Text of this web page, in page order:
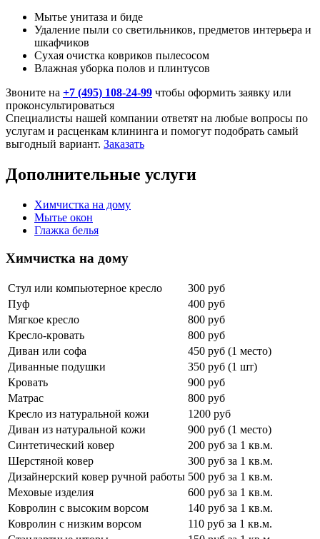
Мытье унитаза и биде
Удаление пыли со светильников, предметов интерьера и
шкафчиков
Сухая очистка ковриков пылесосом
Влажная уборка полов и плинтусов
Звоните на +7 (495) 108-24-99 чтобы оформить заявку или
проконсультироваться
Специалисты нашей компании ответят на любые вопросы по
услугам и расценкам клининга и помогут подобрать самый
выгодный вариант. Заказать
Дополнительные услуги
Химчистка на дому
Мытье окон
Глажка белья
Химчистка на дому
Стул или компьютерное кресло
300 руб
Пуф
400 руб
Мягкое кресло
800 руб
Кресло-кровать
800 руб
Диван или софа
450 руб (1 место)
Диванные подушки
350 руб (1 шт)
Кровать
900 руб
Матрас
800 руб
Кресло из натуральной кожи
1200 руб
Диван из натуральной кожи
900 руб (1 место)
Синтетический ковер
200 руб за 1 кв.м.
Шерстяной ковер
300 руб за 1 кв.м.
Дизайнерский ковер ручной работы 500 руб за 1 кв.м.
Меховые изделия
600 руб за 1 кв.м.
Ковролин с высоким ворсом
140 руб за 1 кв.м.
Ковролин с низким ворсом
110 руб за 1 кв.м.